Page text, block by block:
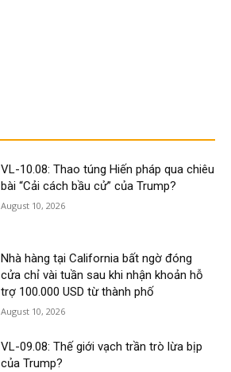
VL-10.08: Thao túng Hiến pháp qua chiêu
bài “Cải cách bầu cử” của Trump?
August 10, 2026
Nhà hàng tại California bất ngờ đóng
cửa chỉ vài tuần sau khi nhận khoản hỗ
trợ 100.000 USD từ thành phố
August 10, 2026
VL-09.08: Thế giới vạch trần trò lừa bịp
của Trump?